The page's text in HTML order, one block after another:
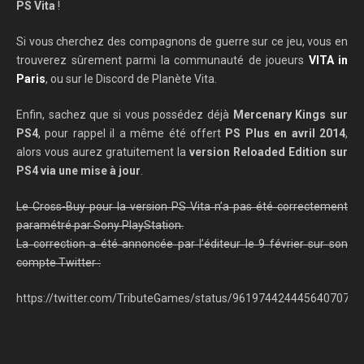
PS Vita !
Si vous cherchez des compagnons de guerre sur ce jeu, vous en
trouverez sûrement parmi la communauté de joueurs VITA in
Paris, ou sur le Discord de Planète Vita.
Enfin, sachez que si vous possédez déjà Mercenary Kings sur
PS4, pour rappel il a même été offert PS Plus en avril 2014,
alors vous aurez gratuitement la version Reloaded Edition sur
PS4 via une mise à jour
Le Cross-Buy pour la version PS Vita n’a pas été correctement
paramétré par Sony PlayStation.
La correction a été annoncée par l’éditeur le 9 février sur son
compte Twitter :
https://twitter.com/TributeGames/status/961974424445640707